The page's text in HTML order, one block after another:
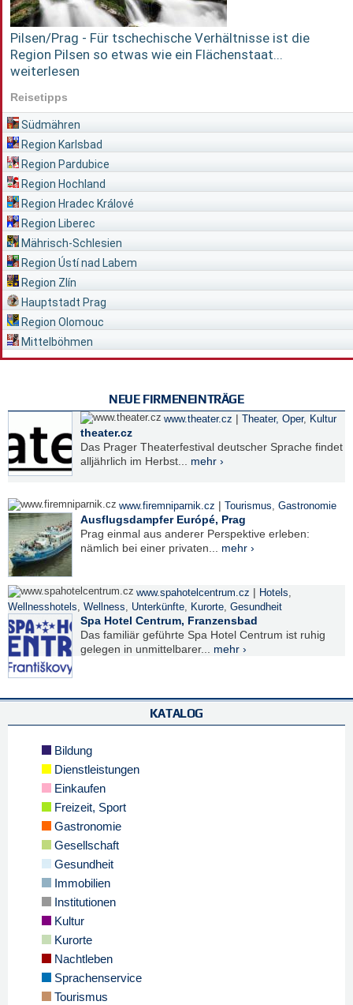
Pilsen/Prag - Für tschechische Verhältnisse ist die
Region Pilsen so etwas wie ein Flächenstaat...
weiterlesen
Reisetipps
Südmähren
Region Karlsbad
Region Pardubice
Region Hochland
Region Hradec Králové
Region Liberec
Mährisch-Schlesien
Region Ústí nad Labem
Region Zlín
Hauptstadt Prag
Region Olomouc
Mittelböhmen
NEUE FIRMENEINTRÄGE
www.theater.cz | Theater, Oper, Kultur
theater.cz
Das Prager Theaterfestival deutscher Sprache findet
alljährlich im Herbst... mehr ›
www.firemniparnik.cz | Tourismus, Gastronomie
Ausflugsdampfer Európé, Prag
Prag einmal aus anderer Perspektive erleben:
nämlich bei einer privaten... mehr ›
www.spahotelcentrum.cz | Hotels,
Wellnesshotels, Wellness, Unterkünfte, Kurorte, Gesundheit
Spa Hotel Centrum, Franzensbad
Das familiär geführte Spa Hotel Centrum ist ruhig
gelegen in unmittelbarer... mehr ›
KATALOG
Bildung
Dienstleistungen
Einkaufen
Freizeit, Sport
Gastronomie
Gesellschaft
Gesundheit
Immobilien
Institutionen
Kultur
Kurorte
Nachtleben
Sprachenservice
Tourismus